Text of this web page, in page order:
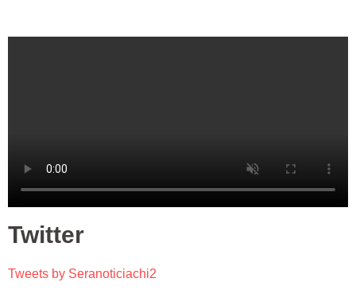
Twitter
Tweets by Seranoticiachi2